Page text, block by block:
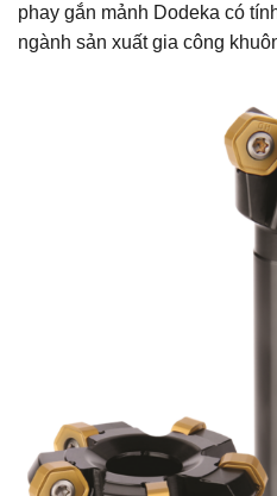
phay gắn mảnh Dodeka có
ngành sản xuất gia công